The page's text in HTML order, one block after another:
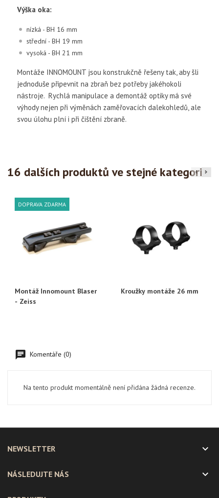
Výška oka:
nízká - BH 16 mm
střední - BH 19 mm
vysoká - BH 21 mm
Montáže INNOMOUNT jsou konstrukčně řešeny tak, aby šli
jednoduše připevnit na zbraň bez potřeby jakéhokoli
nástroje. Rychlá manipulace a demontáž optiky má své
výhody nejen při výměnách zaměřovacích dalekohledů, ale
svou úlohu plní i při čištění zbraně.
16 dalších produktů ve stejné kategorii:
DOPRAVA ZDARMA
Montáž Innomount Blaser
- Zeiss
Kroužky montáže 26 mm
Komentáře (0)
Na tento produkt momentálně není přidána žádná recenze.
NEWSLETTER 
NÁSLEDUJTE NÁS 